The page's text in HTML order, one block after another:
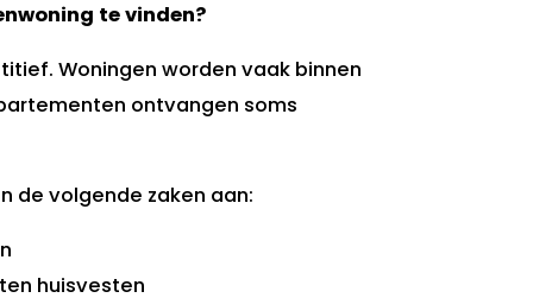
te vinden?
Woningen worden vaak binnen
ontvangen soms
de volgende zaken aan:
huisvesten